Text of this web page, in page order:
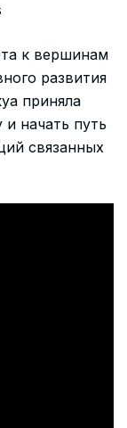
к вершинам
развития
приняла
начать путь
связанных